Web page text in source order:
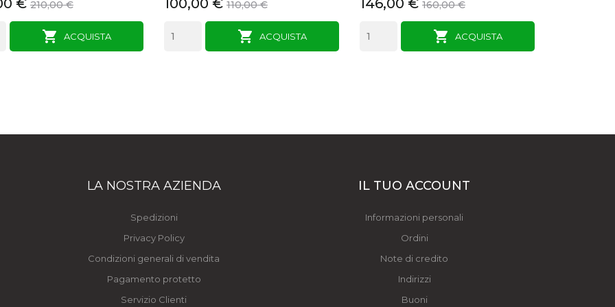
€ 110,00 €
 ACQUISTA
146,00 € 160,00 €
 ACQUISTA
201,00 € 220,00 €
 ACQUISTA
LA NOSTRA AZIENDA
Spedizioni
Privacy Policy
Condizioni generali di vendita
Pagamento protetto
Servizio Clienti
IL TUO ACCOUNT
Informazioni personali
Ordini
Note di credito
Indirizzi
Buoni